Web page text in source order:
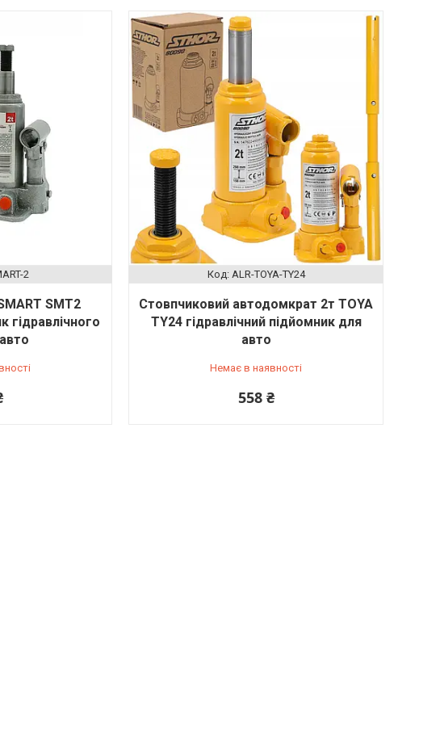
2
SMT2
гідравлічного
ALR-TOYA-TY24
Стовпчиковий автодомкрат 2т TOYA
TY24 гідравлічний підйомник для
авто
Немає в наявності
558 ₴